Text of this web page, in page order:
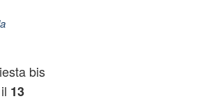
bis
13